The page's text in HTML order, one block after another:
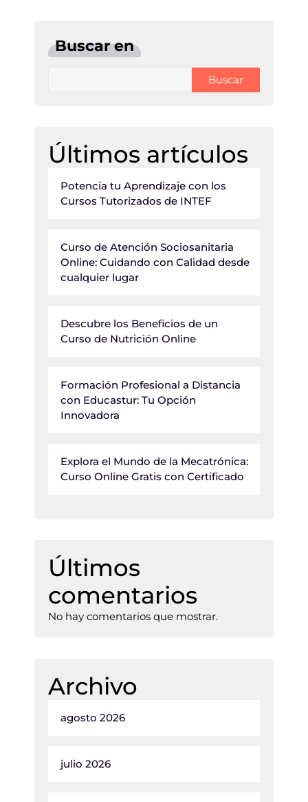
Buscar en
Buscar
Últimos artículos
Potencia tu Aprendizaje con los
Cursos Tutorizados de INTEF
Curso de Atención Sociosanitaria
Online: Cuidando con Calidad desde
cualquier lugar
Descubre los Beneficios de un
Curso de Nutrición Online
Formación Profesional a Distancia
con Educastur: Tu Opción
Innovadora
Explora el Mundo de la Mecatrónica:
Curso Online Gratis con Certificado
Últimos
comentarios
No hay comentarios que mostrar.
Archivo
agosto 2026
julio 2026